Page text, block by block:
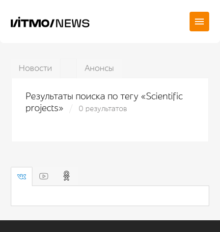
Новости Анонсы
Результаты поиска по тегу «Scientific
projects»
0 результатов